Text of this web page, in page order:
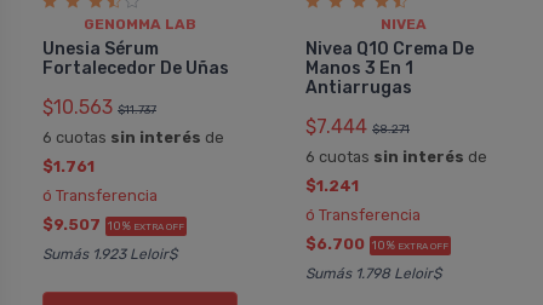
GENOMMA LAB
Unesia Sérum
Fortalecedor De Uñas
$10.563 $11.737
6 cuotas sin interés de
$1.761
ó Transferencia
$9.507 10% EXTRA OFF
Sumás 1.923 Leloir$
NIVEA
Nivea Q10 Crema De
Manos 3 En 1
Antiarrugas
$7.444 $8.271
6 cuotas sin interés de
$1.241
ó Transferencia
$6.700 10% EXTRA OFF
Sumás 1.798 Leloir$